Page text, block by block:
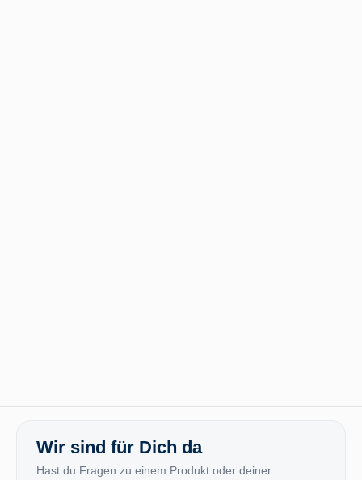
Wir sind für Dich da
Hast du Fragen zu einem Produkt oder deiner